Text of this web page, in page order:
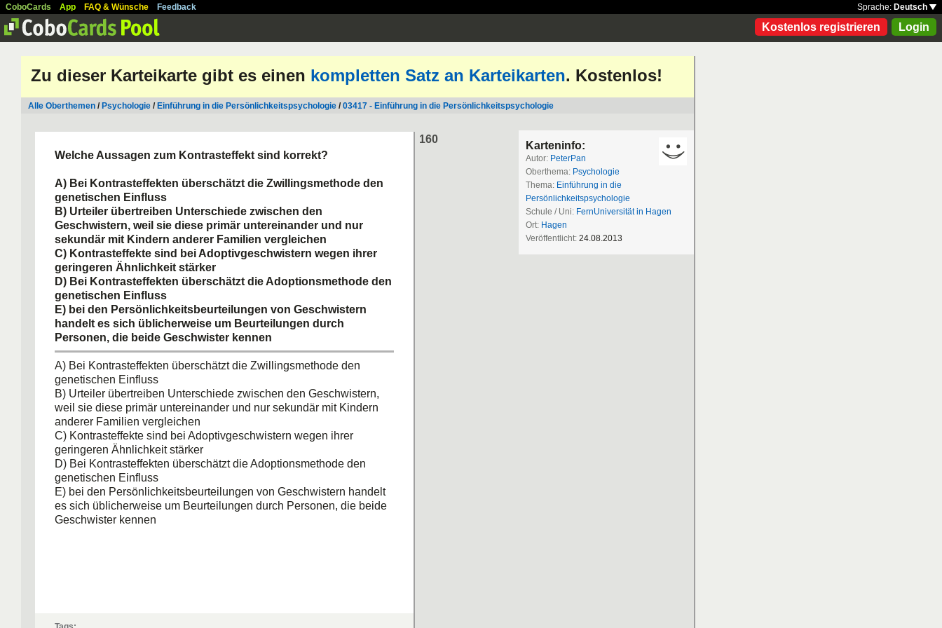
CoboCards App FAQ & Wünsche Feedback Sprache: Deutsch
Kostenlos registrieren Login
Zu dieser Karteikarte gibt es einen kompletten Satz an Karteikarten. Kostenlos!
Alle Oberthemen / Psychologie / Einführung in die Persönlichkeitspsychologie /03417 - Einführung in die Persönlichkeitspsychologie
160
Welche Aussagen zum Kontrasteffekt sind korrekt?
A) Bei Kontrasteffekten überschätzt die Zwillingsmethode den
genetischen Einfluss
B) Urteiler übertreiben Unterschiede zwischen den
Geschwistern, weil sie diese primär untereinander und nur
sekundär mit Kindern anderer Familien vergleichen
C) Kontrasteffekte sind bei Adoptivgeschwistern wegen ihrer
geringeren Ähnlichkeit stärker
D) Bei Kontrasteffekten überschätzt die Adoptionsmethode den
genetischen Einfluss
E) bei den Persönlichkeitsbeurteilungen von Geschwistern
handelt es sich üblicherweise um Beurteilungen durch
Personen, die beide Geschwister kennen
A) Bei Kontrasteffekten überschätzt die Zwillingsmethode den
genetischen Einfluss
B) Urteiler übertreiben Unterschiede zwischen den Geschwistern,
weil sie diese primär untereinander und nur sekundär mit Kindern
anderer Familien vergleichen
C) Kontrasteffekte sind bei Adoptivgeschwistern wegen ihrer
geringeren Ähnlichkeit stärker
D) Bei Kontrasteffekten überschätzt die Adoptionsmethode den
genetischen Einfluss
E) bei den Persönlichkeitsbeurteilungen von Geschwistern handelt
es sich üblicherweise um Beurteilungen durch Personen, die beide
Geschwister kennen
Karteninfo:
Autor: PeterPan
Oberthema: Psychologie
Thema: Einführung in die
Persönlichkeitspsychologie
Schule / Uni: FernUniversität in Hagen
Ort: Hagen
Veröffentlicht: 24.08.2013